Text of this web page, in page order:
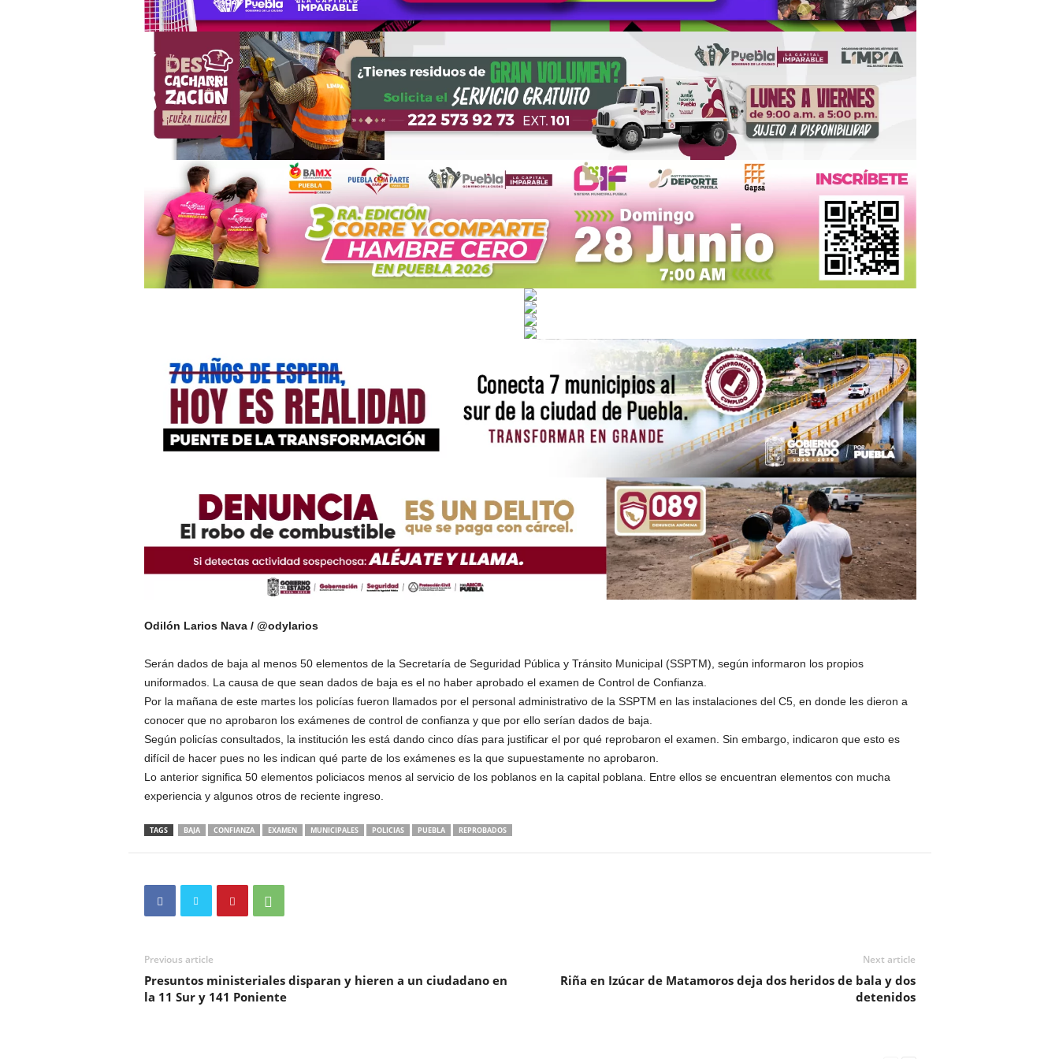
Odilón Larios Nava / @odylarios
Serán dados de baja al menos 50 elementos de la Secretaría de Seguridad Pública y Tránsito Municipal (SSPTM), según informaron los propios
uniformados. La causa de que sean dados de baja es el no haber aprobado el examen de Control de Confianza.
Por la mañana de este martes los policías fueron llamados por el personal administrativo de la SSPTM en las instalaciones del C5, en donde les dieron a
conocer que no aprobaron los exámenes de control de confianza y que por ello serían dados de baja.
Según policías consultados, la institución les está dando cinco días para justificar el por qué reprobaron el examen. Sin embargo, indicaron que esto es
difícil de hacer pues no les indican qué parte de los exámenes es la que supuestamente no aprobaron.
Lo anterior significa 50 elementos policiacos menos al servicio de los poblanos en la capital poblana. Entre ellos se encuentran elementos con mucha
experiencia y algunos otros de reciente ingreso.
TAGS BAJA CONFIANZA EXAMEN MUNICIPALES POLICIAS PUEBLA REPROBADOS
Previous article
Presuntos ministeriales disparan y hieren a un ciudadano en
la 11 Sur y 141 Poniente
Next article
Riña en Izúcar de Matamoros deja dos heridos de bala y dos
detenidos